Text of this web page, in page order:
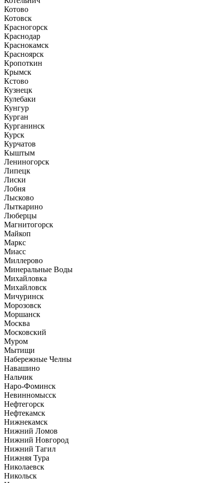
Котово
Котовск
Красногорск
Краснодар
Краснокамск
Красноярск
Кропоткин
Крымск
Кстово
Кузнецк
Кулебаки
Кунгур
Курган
Курганинск
Курск
Курчатов
Кыштым
Лениногорск
Липецк
Лиски
Лобня
Лысково
Лыткарино
Люберцы
Магнитогорск
Майкоп
Маркс
Миасс
Миллерово
Минеральные Воды
Михайловка
Михайловск
Мичуринск
Морозовск
Моршанск
Москва
Московский
Муром
Мытищи
Набережные Челны
Навашино
Нальчик
Наро-Фоминск
Невинномысск
Нефтегорск
Нефтекамск
Нижнекамск
Нижний Ломов
Нижний Новгород
Нижний Тагил
Нижняя Тура
Николаевск
Никольск